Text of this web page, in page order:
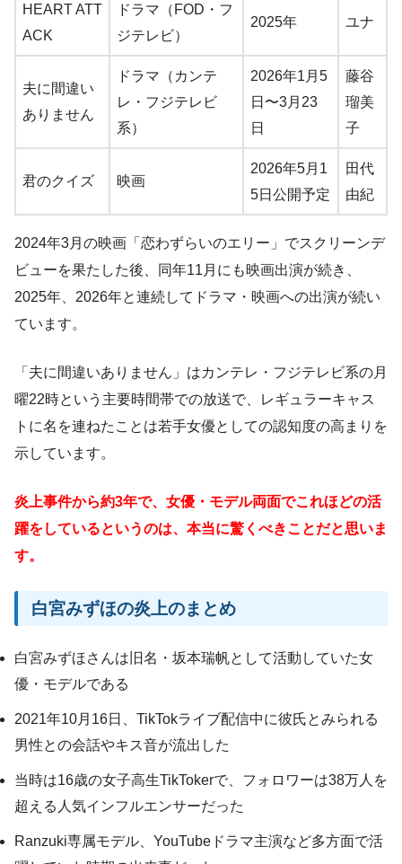
HEART ATT
ACK
ドラマ（FOD・フ
ジテレビ）
2025年 ユナ
夫に間違い
ありません
ドラマ（カンテ
レ・フジテレビ
系）
2026年1月5
日〜3月23
日
藤谷
瑠美
子
君のクイズ 映画
2026年5月1
5日公開予定
田代
由紀
2024年3月の映画「恋わずらいのエリー」でスクリーンデ
ビューを果たした後、同年11月にも映画出演が続き、
2025年、2026年と連続してドラマ・映画への出演が続い
ています。
「夫に間違いありません」はカンテレ・フジテレビ系の月
曜22時という主要時間帯での放送で、レギュラーキャス
トに名を連ねたことは若手女優としての認知度の高まりを
示しています。
炎上事件から約3年で、女優・モデル両面でこれほどの活
躍をしているというのは、本当に驚くべきことだと思いま
す。
白宮みずほの炎上のまとめ
白宮みずほさんは旧名・坂本瑞帆として活動していた女
優・モデルである
2021年10月16日、TikTokライブ配信中に彼氏とみられる
男性との会話やキス音が流出した
当時は16歳の女子高生TikTokerで、フォロワーは38万人を
超える人気インフルエンサーだった
Ranzuki専属モデル、YouTubeドラマ主演など多方面で活